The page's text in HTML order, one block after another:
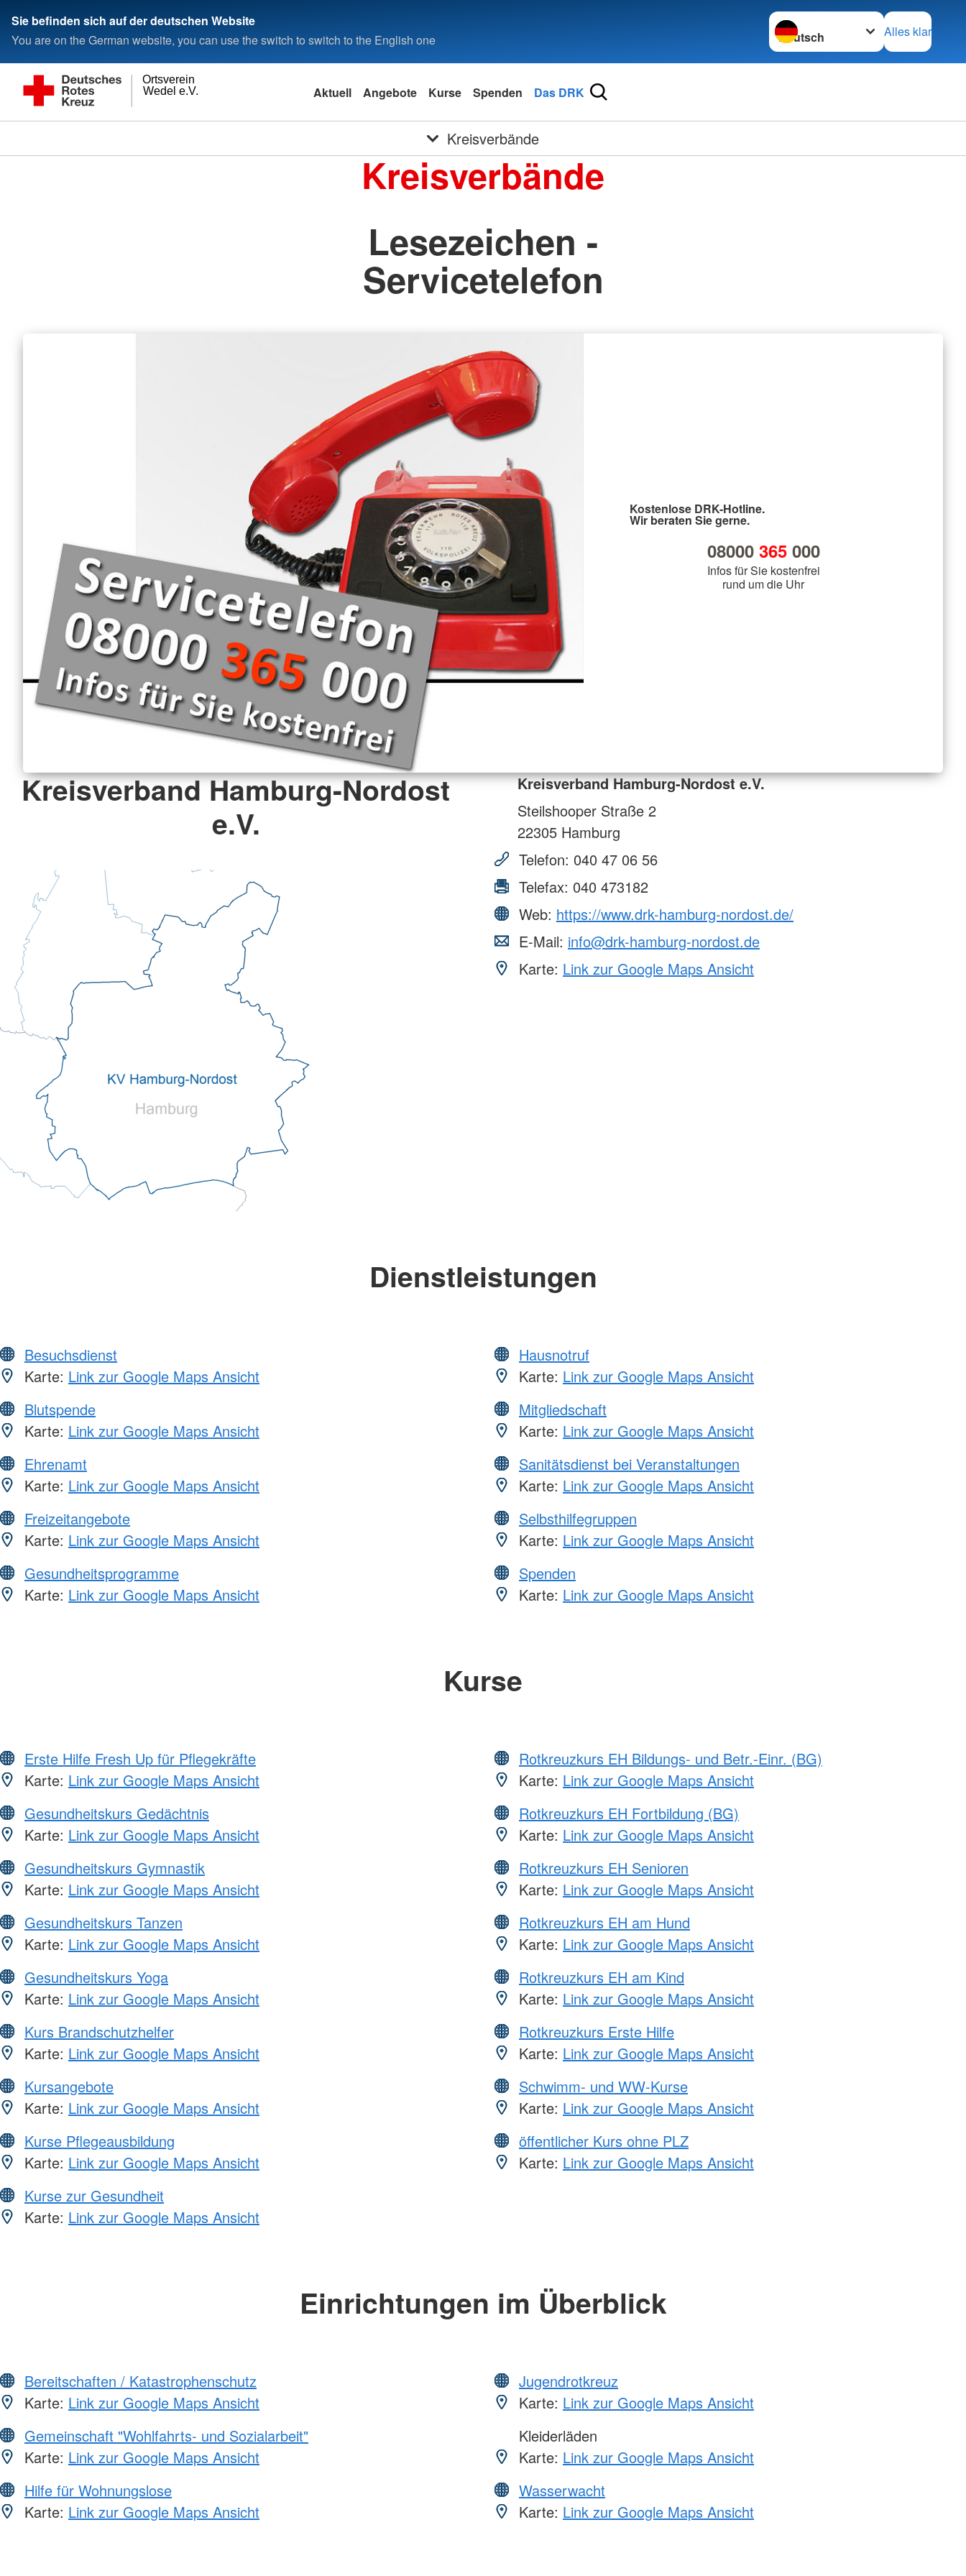
Sie befinden sich auf der deutschen Website
You are on the German website, you can use the switch to switch to the English one
Sprache wechseln zu
Alles klar
Wedel e.V.
Ortsverein
Aktuell Angebote Kurse Spenden Das DRK
Kreisverbände
Kreisverbände
Lesezeichen -
Servicetelefon
Kostenlose DRK-Hotline.
Wir beraten Sie gerne.
08000 365000
Infos für Sie kostenfrei
rund um die Uhr
Kreisverband Hamburg-Nordost
e.V.
Kreisverband Hamburg-Nordost e.V.
Steilshooper Straße 2
22305 Hamburg
Telefon: 040 47 06 56
Telefax: 040 473182
Web: https://www.drk-hamburg-nordost.de/
E-Mail: info@drk-hamburg-nordost.de
Karte: Link zur Google Maps Ansicht
Dienstleistungen
Besuchsdienst
Karte: Link zur Google Maps Ansicht
Blutspende
Karte: Link zur Google Maps Ansicht
Ehrenamt
Karte: Link zur Google Maps Ansicht
Freizeitangebote
Karte: Link zur Google Maps Ansicht
Gesundheitsprogramme
Karte: Link zur Google Maps Ansicht
Hausnotruf
Karte: Link zur Google Maps Ansicht
Mitgliedschaft
Karte: Link zur Google Maps Ansicht
Sanitätsdienst bei Veranstaltungen
Karte: Link zur Google Maps Ansicht
Selbsthilfegruppen
Karte: Link zur Google Maps Ansicht
Spenden
Karte: Link zur Google Maps Ansicht
Kurse
Erste Hilfe Fresh Up für Pflegekräfte
Karte: Link zur Google Maps Ansicht
Gesundheitskurs Gedächtnis
Karte: Link zur Google Maps Ansicht
Gesundheitskurs Gymnastik
Karte: Link zur Google Maps Ansicht
Gesundheitskurs Tanzen
Karte: Link zur Google Maps Ansicht
Gesundheitskurs Yoga
Karte: Link zur Google Maps Ansicht
Kurs Brandschutzhelfer
Karte: Link zur Google Maps Ansicht
Kursangebote
Karte: Link zur Google Maps Ansicht
Kurse Pflegeausbildung
Karte: Link zur Google Maps Ansicht
Kurse zur Gesundheit
Karte: Link zur Google Maps Ansicht
Rotkreuzkurs EH Bildungs- und Betr.-Einr. (BG)
Karte: Link zur Google Maps Ansicht
Rotkreuzkurs EH Fortbildung (BG)
Karte: Link zur Google Maps Ansicht
Rotkreuzkurs EH Senioren
Karte: Link zur Google Maps Ansicht
Rotkreuzkurs EH am Hund
Karte: Link zur Google Maps Ansicht
Rotkreuzkurs EH am Kind
Karte: Link zur Google Maps Ansicht
Rotkreuzkurs Erste Hilfe
Karte: Link zur Google Maps Ansicht
Schwimm- und WW-Kurse
Karte: Link zur Google Maps Ansicht
öffentlicher Kurs ohne PLZ
Karte: Link zur Google Maps Ansicht
Einrichtungen im Überblick
Bereitschaften / Katastrophenschutz
Karte: Link zur Google Maps Ansicht
Gemeinschaft "Wohlfahrts- und Sozialarbeit"
Karte: Link zur Google Maps Ansicht
Hilfe für Wohnungslose
Karte: Link zur Google Maps Ansicht
Jugendrotkreuz
Karte: Link zur Google Maps Ansicht
Kleiderläden
Karte: Link zur Google Maps Ansicht
Wasserwacht
Karte: Link zur Google Maps Ansicht